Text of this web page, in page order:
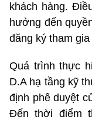
khách hàng.
hưởng đến
đăng ký tham
Quá trình thực
D.A hạ tầng kỹ
định phê duyệt
Đến thời điểm